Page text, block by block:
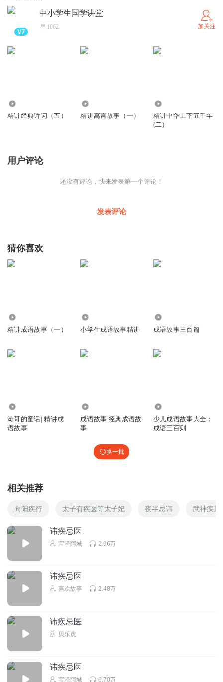
中小学生国学讲堂
1062 加关注
精讲经典诗词（五） 精讲寓言故事（一）
精讲中华上下五千年
(二）
用户评论
还没有评论，快来发表第一个评论！
发表评论
猜你喜欢
精讲成语故事（一） 小学生成语故事精讲 成语故事三百篇
涛哥的童话| 精讲成
语故事
成语故事 经典成语故
事
少儿成语故事大全：
成语三百则
换一批
相关推荐
向阳疾行 太子有疾医等太子妃 夜半忌讳 武神疾风
讳疾忌医
宝泽阿城 2.96万
讳疾忌医
嘉欢故事 2.48万
讳疾忌医
贝乐虎
讳疾忌医
宝泽阿城 6.70万